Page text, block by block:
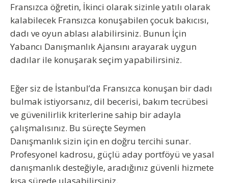
Fransızca öğretin, İkinci olarak sizinle yatılı olarak
kalabilecek Fransızca konuşabilen çocuk bakıcısı,
dadı ve oyun ablası alabilirsiniz. Bunun İçin
Yabancı Danışmanlık Ajansını arayarak uygun
dadılar ile konuşarak seçim yapabilirsiniz.
Eğer siz de İstanbul’da Fransızca konuşan bir dadı
bulmak istiyorsanız, dil becerisi, bakım tecrübesi
ve güvenilirlik kriterlerine sahip bir adayla
çalışmalısınız. Bu süreçte Seymen
Danışmanlıksizin için en doğru tercihi sunar.
Profesyonel kadrosu, güçlü aday portföyü ve yasal
danışmanlık desteğiyle, aradığınız güvenli hizmete